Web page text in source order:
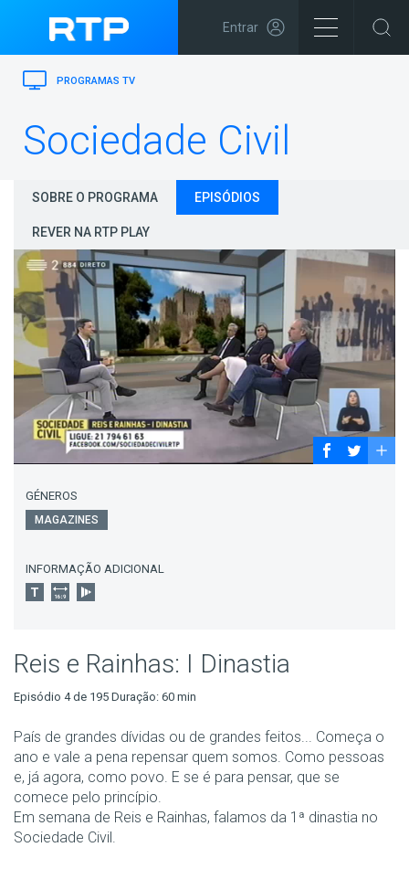
Entrar
PROGRAMAS TV
Sociedade Civil
SOBRE O PROGRAMA EPISÓDIOS
REVER NA RTP PLAY
GÉNEROS
MAGAZINES
INFORMAÇÃO ADICIONAL
Reis e Rainhas: I Dinastia
Episódio 4 de 195 Duração: 60 min
País de grandes dívidas ou de grandes feitos... Começa o
ano e vale a pena repensar quem somos. Como pessoas
e, já agora, como povo. E se é para pensar, que se
comece pelo princípio.
Em semana de Reis e Rainhas, falamos da 1ª dinastia no
Sociedade Civil.